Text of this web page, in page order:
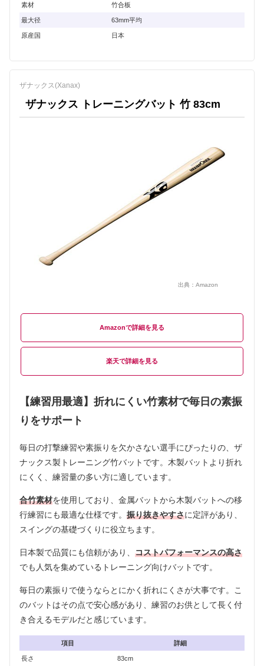
素材 竹合板
最大径 63mm平均
原産国 日本
ザナックス(Xanax)
ザナックス トレーニングバット 竹 83cm
出典： Amazon
Amazon
楽天
【練習用最適】折れにくい竹素材で毎日の素振
りをサポート
毎日の打撃練習や素振りを欠かさない選手にぴったりの、ザ
ナックス製トレーニング竹バットです。木製バットより折れ
にくく、練習量の多い方に適しています。
合竹素材を使用しており、金属バットから木製バットへの移
行練習にも最適な仕様です。 振り抜きやすさに定評があり、
スイングの基礎づくりに役立ちます。
日本製で品質にも信頼があり、 コストパフォーマンスの高さ
でも人気を集めているトレーニング向けバットです。
毎日の素振りで使うならとにかく折れにくさが大事です。こ
のバットはその点で安心感があり、練習のお供として長く付
き合えるモデルだと感じています。
項目 詳細
長さ 83cm